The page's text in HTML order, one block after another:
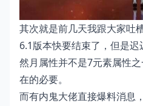
其次就是前几天我跟大家吐
6.1版本快要结束了，但是
然月属性并不是7元素属性
在的必要。
而有内鬼大佬直接爆料消息